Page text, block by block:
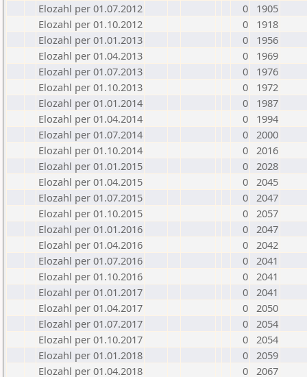
Elozahl per 01.07.2012
0
1905
Elozahl per 01.10.2012
0
1918
Elozahl per 01.01.2013
0
1956
Elozahl per 01.04.2013
0
1969
Elozahl per 01.07.2013
0
1976
Elozahl per 01.10.2013
0
1972
Elozahl per 01.01.2014
0
1987
Elozahl per 01.04.2014
0
1994
Elozahl per 01.07.2014
0 2000
Elozahl per 01.10.2014
0 2016
Elozahl per 01.01.2015
0 2028
Elozahl per 01.04.2015
0 2045
Elozahl per 01.07.2015
0 2047
Elozahl per 01.10.2015
0 2057
Elozahl per 01.01.2016
0 2047
Elozahl per 01.04.2016
0 2042
Elozahl per 01.07.2016
0 2041
Elozahl per 01.10.2016
0 2041
Elozahl per 01.01.2017
0 2041
Elozahl per 01.04.2017
0 2050
Elozahl per 01.07.2017
0 2054
Elozahl per 01.10.2017
0 2054
Elozahl per 01.01.2018
0 2059
Elozahl per 01.04.2018
0 2067